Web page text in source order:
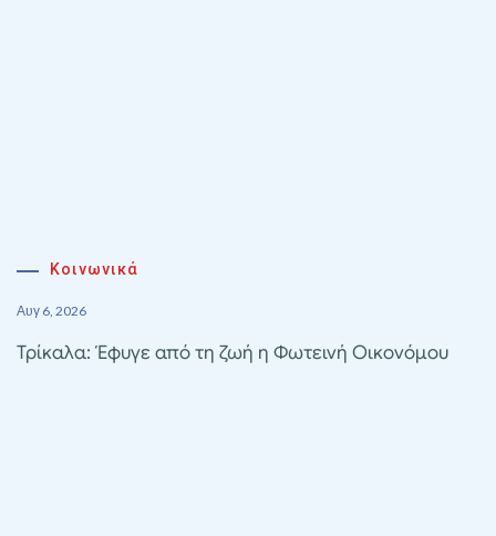
Κοινωνικά
Αυγ 6, 2026
Τρίκαλα: Έφυγε από τη ζωή η Φωτεινή Οικονόμου